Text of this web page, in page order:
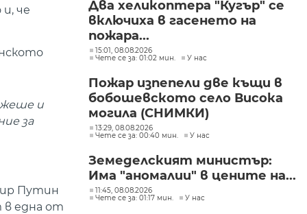
че
и
за
Путин
в една от
Два хеликоптера "Кугър" се
включиха в гасенето на
пожара...
15:01, 08.08.2026
Чете се за: 01:02 мин.
У нас
Пожар изпепели две къщи в
бобошевското село Висока
могила (СНИМКИ)
13:29, 08.08.2026
Чете се за: 00:40 мин.
У нас
Земеделският министър:
Има "аномалии" в цените на...
11:45, 08.08.2026
Чете се за: 01:17 мин.
У нас